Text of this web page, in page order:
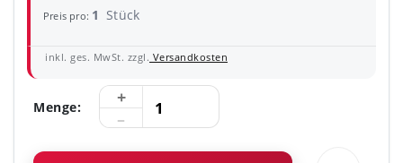
Preis pro: 1 Stück
inkl. ges. MwSt. zzgl. Versandkosten
Menge: